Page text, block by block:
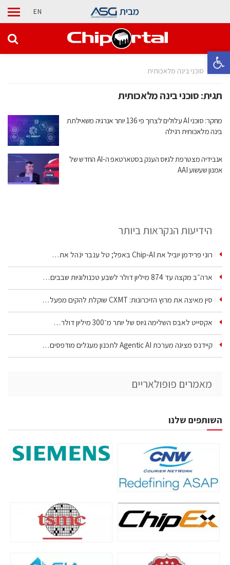
פתח סרגל נגישות
מבית EN
בית סוכני בינה מלאכותית
תגית:סוכני בינה מלאכותית
מחקר: סוכני AI עלולים לצרוך פי 136 יותר אנרגיה משאילתת
בינה מלאכותית רגילה
אנבידיה מצטרפת לגיוס הענק בסטארטאפ ה-AI החדש של
אמנון שעשוע AAI
הידיעות הנקראות ביותר
רוני פרידמן יוביל את Chip‑AI באפל; טל ענבר ינהל את…
ארה״ב מקצה עד 874 מיליון דולר לשבע טכנולוגיות שבבים…
סין מאיצה את מרוץ הזיכרונות: CXMT שוקלת להקים מפעל…
אקסייט לאבס השלימה גיוס של יותר מ־300 מיליון דולר…
קיידנס מציגה מערכת Agentic AI לתכנון מעגלים מודפסים…
מאמרים פופולאריים
השותפים שלנו